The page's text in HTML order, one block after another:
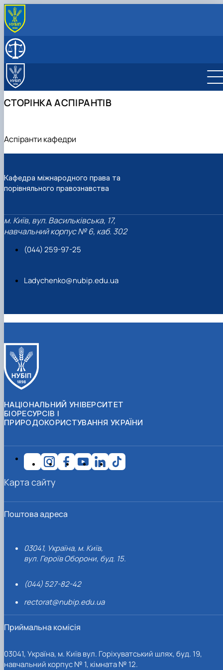
ПРО КАФЕДРУ
Навчально-методичне забезпечення
Практичне навчання
НАУКОВА РОБОТА
Сторінка аспірантів
Студентська наукова робота
СТОРІНКА АСПІРАНТІВ
Аспіранти кафедри
Кафедра міжнародного права та
порівняльного правознавства
м. Київ, вул. Васильківська, 17,
навчальний корпус № 6, каб. 302
(044) 259-97-25
Ladychenko@nubip.edu.ua
НАЦІОНАЛЬНИЙ УНІВЕРСИТЕТ
БІОРЕСУРСІВ І
ПРИРОДОКОРИСТУВАННЯ УКРАЇНИ
Поштова адреса
03041, Україна, м. Київ,
вул. Героїв Оборони, буд. 15.
(044) 527-82-42
rectorat@nubip.edu.ua
Приймальна комісія
03041, Україна, м. Київ вул. Горіхуватський шлях, буд. 19,
навчальний корпус № 1, кімната № 12.
Карта сайту